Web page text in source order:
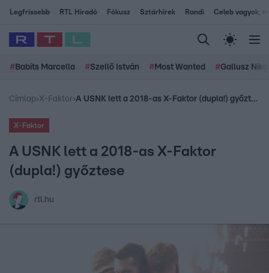
Legfrissebb RTL Híradó Fókusz Sztárhírek Randi Celeb vagyok,
# Babits Marcella #Szellő István # Most Wanted #Gallusz
Címlap›X-Faktor› A USNK lett a 2018-as X-Faktor (dupla!) győztese
X-Faktor
A USNK lett a 2018-as X-Faktor
(dupla!) győztese
rtl.hu